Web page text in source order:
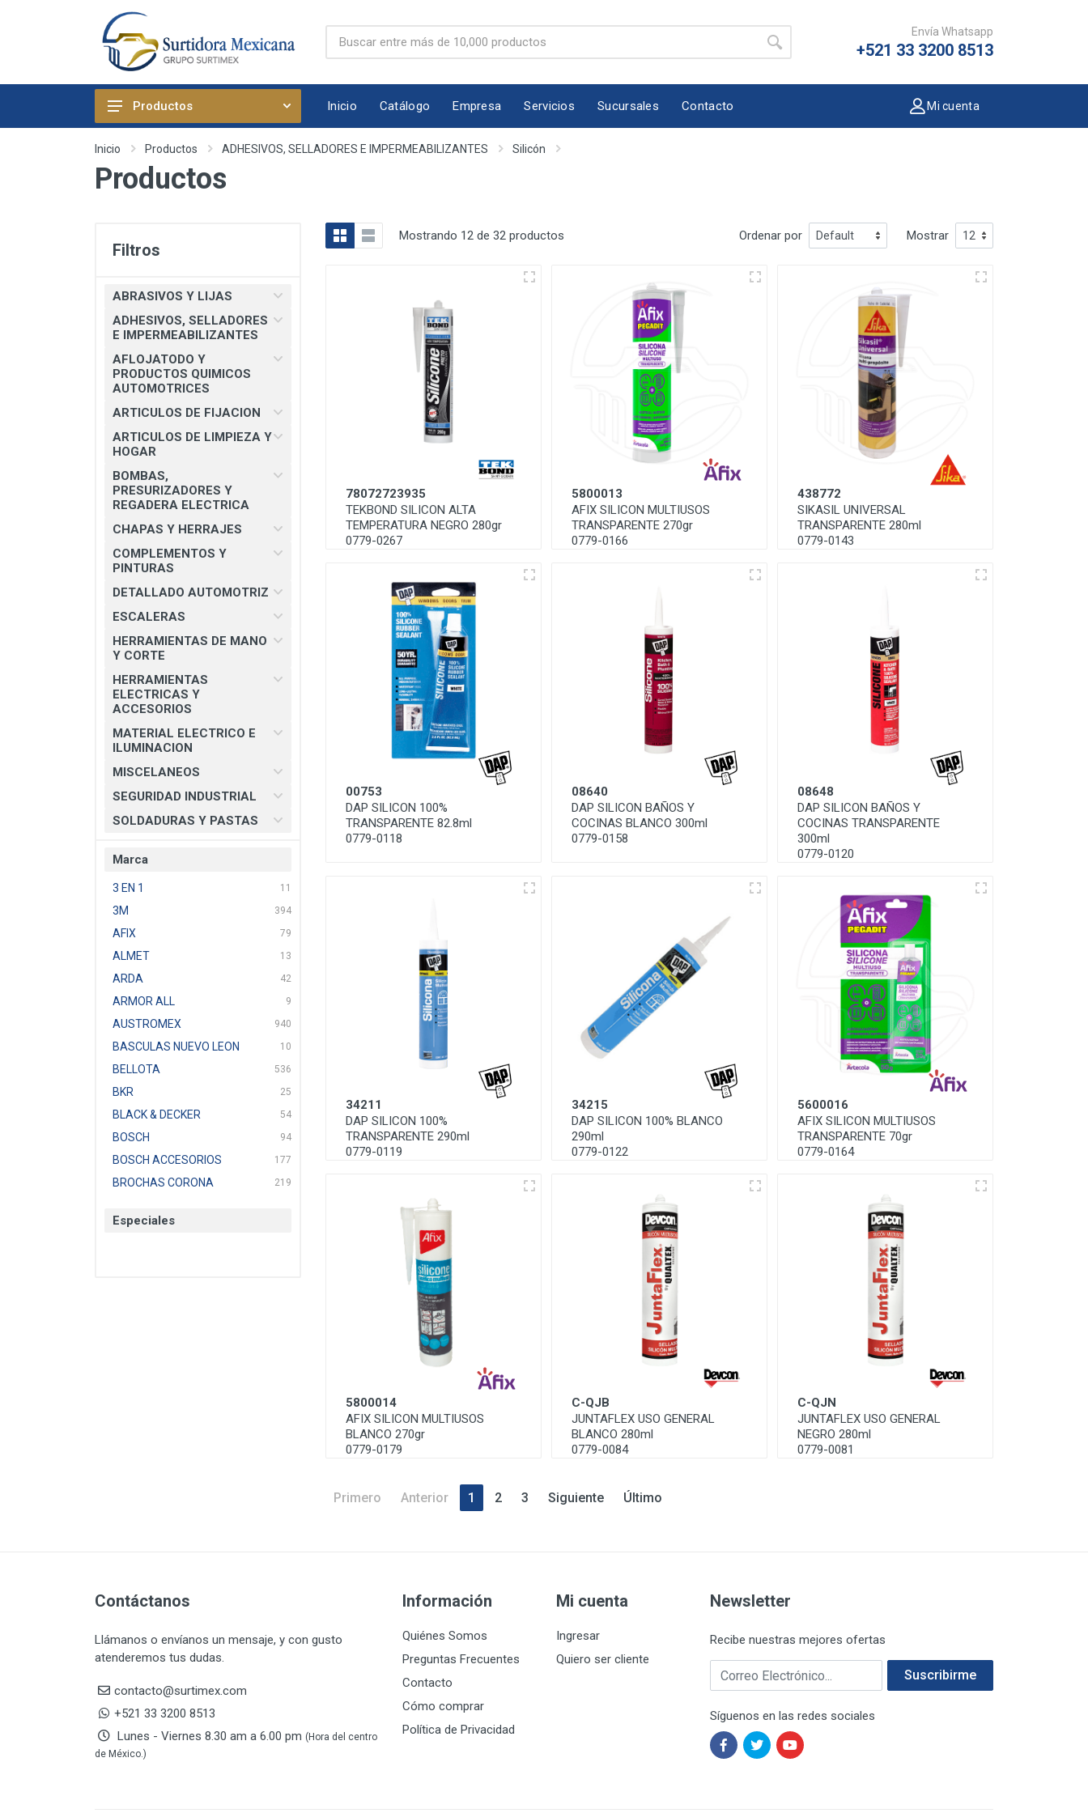
Envía Whatsapp
+521 33 3200 8513
ABRASIVOS Y LIJAS
ADHESIVOS, SELLADORES E
IMPERMEABILIZANTES
ARTICULOS DE FIJACION
HOGAR
BOMBAS, PRESURIZADORES Y
REGADERA ELECTRICA
CHAPAS Y HERRAJES
ESCALERAS
HERRAMIENTAS DE MANO Y
CORTE
HERRAMIENTAS ELECTRICAS Y
MATERIAL ELECTRICO E
MISCELANEOS
PRODUCTOS 3M
SOLDADURAS Y PASTAS
Productos Inicio Catálogo Empresa Servicios Sucursales Contacto Mi cuenta
Inicio Productos ADHESIVOS, SELLADORES E IMPERMEABILIZANTES Silicón
Productos
Filtros
ABRASIVOS Y LIJAS
ADHESIVOS, SELLADORES
E IMPERMEABILIZANTES
AFLOJATODO Y
PRODUCTOS QUIMICOS
AUTOMOTRICES
ARTICULOS DE FIJACION
ARTICULOS DE LIMPIEZA Y
HOGAR
BOMBAS,
PRESURIZADORES Y
REGADERA ELECTRICA
CHAPAS Y HERRAJES
COMPLEMENTOS Y
PINTURAS
DETALLADO AUTOMOTRIZ
ESCALERAS
HERRAMIENTAS DE MANO
Y CORTE
HERRAMIENTAS
ELECTRICAS Y
ACCESORIOS
MATERIAL ELECTRICO E
ILUMINACION
MISCELANEOS
SEGURIDAD INDUSTRIAL
SOLDADURAS Y PASTAS
Marca
3 EN 1 11
3M 394
AFIX 79
ALMET 13
ARDA 42
ARMOR ALL 9
AUSTROMEX 940
BASCULAS NUEVO LEON 10
BELLOTA 536
BKR 25
BLACK & DECKER 54
BOSCH 94
BOSCH ACCESORIOS 177
BROCHAS CORONA 219
CAT
DREMEL
HARD)
34
EATON ROYER
EL OSO
ELMER'S 20
ESAB
Especiales
Mostrando 12 de 32 productos Ordenar por Mostrar
78072723935
TEKBOND SILICON ALTA
TEMPERATURA NEGRO 280gr
0779-0267
5800013
AFIX SILICON MULTIUSOS
TRANSPARENTE 270gr
0779-0166
438772
SIKASIL UNIVERSAL
TRANSPARENTE 280ml
0779-0143
00753
DAP SILICON 100%
TRANSPARENTE 82.8ml
0779-0118
08640
DAP SILICON BAÑOS Y
COCINAS BLANCO 300ml
0779-0158
08648
DAP SILICON BAÑOS Y
COCINAS TRANSPARENTE
300ml
0779-0120
34211
DAP SILICON 100%
TRANSPARENTE 290ml
0779-0119
34215
DAP SILICON 100% BLANCO
290ml
0779-0122
5600016
AFIX SILICON MULTIUSOS
TRANSPARENTE 70gr
0779-0164
5800014
AFIX SILICON MULTIUSOS
BLANCO 270gr
0779-0179
C-QJB
JUNTAFLEX USO GENERAL
BLANCO 280ml
0779-0084
C-QJN
JUNTAFLEX USO GENERAL
NEGRO 280ml
0779-0081
Primero Anterior 1 2 3 Siguiente Último
Contáctanos
Llámanos o envíanos un mensaje, y con gusto
atenderemos tus dudas.
contacto@surtimex.com
+521 33 3200 8513
Lunes - Viernes 8.30 am a 6.00 pm (Hora del centro
de México.)
Información
Quiénes Somos
Preguntas Frecuentes
Contacto
Cómo comprar
Política de Privacidad
Mi cuenta
Ingresar
Quiero ser cliente
Newsletter
Recibe nuestras mejores ofertas
Correo electrónico Suscribirme
Síguenos en las redes sociales